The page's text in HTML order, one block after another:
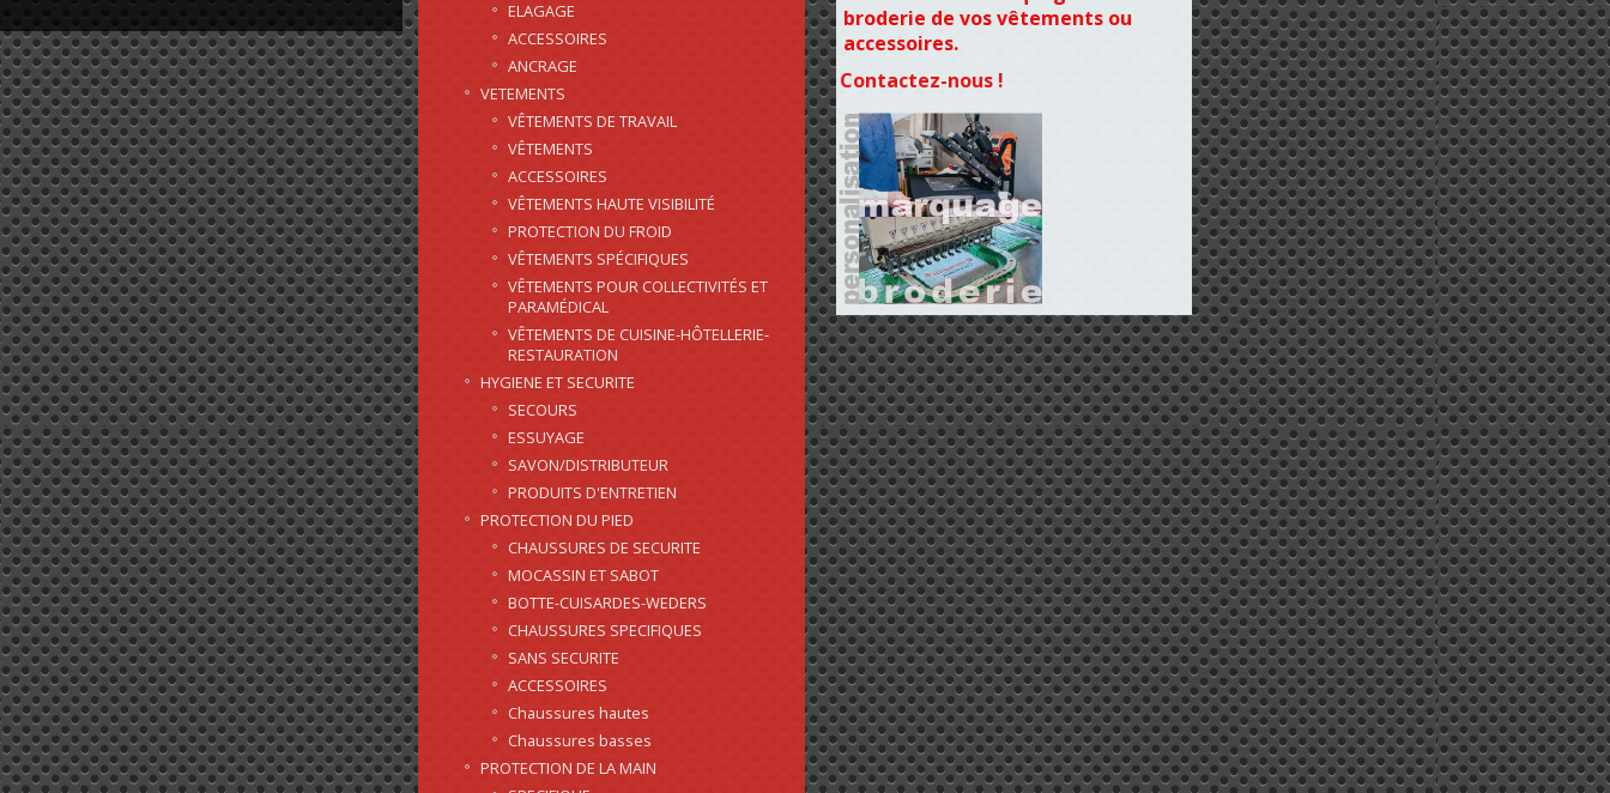
ELAGAGE
ACCESSOIRES
ANCRAGE
VETEMENTS
VÊTEMENTS DE TRAVAIL
VÊTEMENTS
ACCESSOIRES
VÊTEMENTS HAUTE VISIBILITÉ
PROTECTION DU FROID
VÊTEMENTS SPÉCIFIQUES
VÊTEMENTS POUR COLLECTIVITÉS ET
PARAMÉDICAL
VÊTEMENTS DE CUISINE-HÔTELLERIE-
RESTAURATION
HYGIENE ET SECURITE
SECOURS
ESSUYAGE
SAVON/DISTRIBUTEUR
PRODUITS D'ENTRETIEN
PROTECTION DU PIED
CHAUSSURES DE SECURITE
MOCASSIN ET SABOT
BOTTE-CUISARDES-WEDERS
CHAUSSURES SPECIFIQUES
SANS SECURITE
ACCESSOIRES
Chaussures hautes
Chaussures basses
PROTECTION DE LA MAIN
broderie de vos vêtements ou
accessoires.
Contactez-nous !